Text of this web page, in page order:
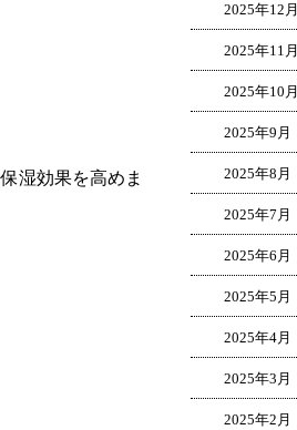
湿効果を高めま
2025年12月
2025年11月
2025年10月
2025年9月
2025年8月
2025年7月
2025年6月
2025年5月
2025年4月
2025年3月
2025年2月